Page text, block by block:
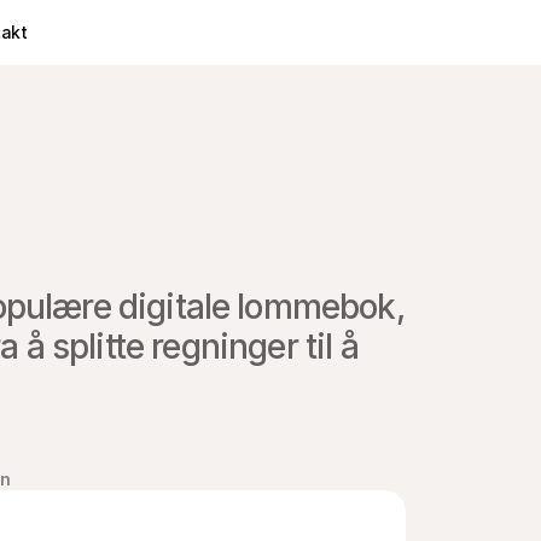
digitale lommebok,
å splitte regninger til å